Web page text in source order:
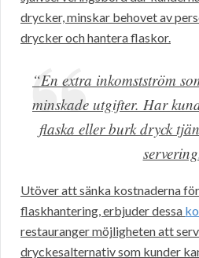
drycker, minskar behovet av
drycker och hantera flaskor.
“En extra inkomstström
minskade utgifter. Har
flaska eller burk dryck
Utöver att sänka kostnaderna
flaskhantering, erbjuder dessa
restauranger möjligheten att
dryckesalternativ som kunder